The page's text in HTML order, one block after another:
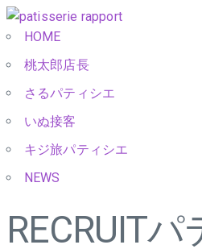
HOME
桃太郎店長
さるパティシエ
いぬ接客
キジ旅パティシエ
NEWS
RECRUITパ